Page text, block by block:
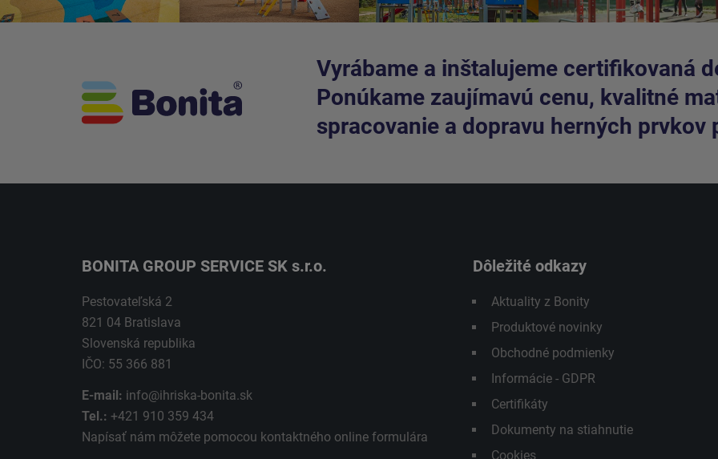
Vyrábame a inštalujeme certifikovaná
Ponúkame zaujímavú cenu, kvalitné
spracovanie a dopravu herných prvkov
BONITA GROUP SERVICE SK s.r.o.
Pestovateľská 2
821 04 Bratislava
Slovenská republika
IČO: 55 366 881
E-mail: info@ihriska-bonita.sk
Tel.: +421 910 359 434
Napísať nám môžete pomocou kontaktného online formulára
Dôležité odkazy
Aktuality z Bonity
Produktové novinky
Obchodné podmienky
Informácie - GDPR
Certifikáty
Dokumenty na stiahnutie
Cookies